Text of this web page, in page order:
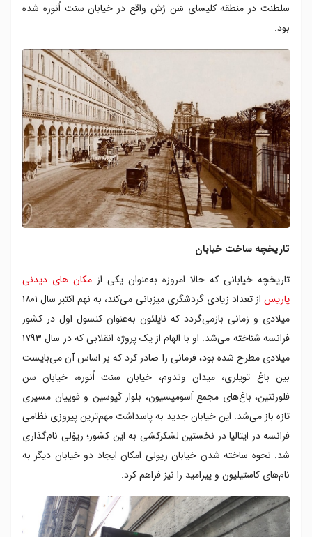
سلطنت در منطقه کلیسای سَن رُش واقع در خیابان سنت اُنوره شده
بود.
تاریخچه ساخت خیابان
تاریخچه خیابانی که حالا امروزه به‌عنوان یکی از مکان های دیدنی
پاریس
از تعداد زیادی گردشگری میزبانی می‌کند، به نهم اکتبر سال ۱۸۰۱
میلادی و زمانی بازمی‌گردد که ناپلئون به‌عنوان کنسول اول در کشور
فرانسه شناخته می‌شد. او با الهام‌ از یک پروژه انقلابی که در سال ۱۷۹۳
میلادی مطرح شده بود، فرمانی را صادر کرد که بر اساس آن می‌بایست
بین باغ تویلری، میدان وندوم، خیابان سنت اُنوره، خیابان سن
فلورنتین، باغ‌های مجمع اَسومپسیون، بلوار کَپوسین و فوییان مسیری
تازه باز می‌شد. این خیابان جدید به پاسداشت مهم‌ترین پیروزی نظامی
فرانسه در ایتالیا در نخستین لشکرکشی به این کشور؛ ریوُلی نام‌گذاری
شد. نحوه ساخته شدن خیابان ریولی امکان ایجاد دو خیابان دیگر به
نام‌های کاستیلیون و پیرامید را نیز فراهم کرد.